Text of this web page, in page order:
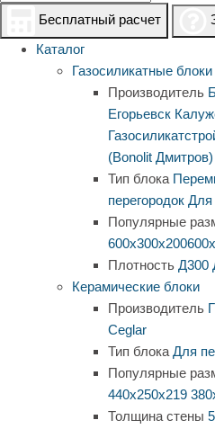
Бесплатный расчет
Каталог
Газосиликатные блоки
Производитель
Егорьевск
(Bonolit Дмитров)
Тип блока
перегородок Для
Популярные
600х300х200
Плотность Д300
Керамические блоки
Производитель
Ceglar
Тип блока Для
Популярные
440х250х219
Толщина стены